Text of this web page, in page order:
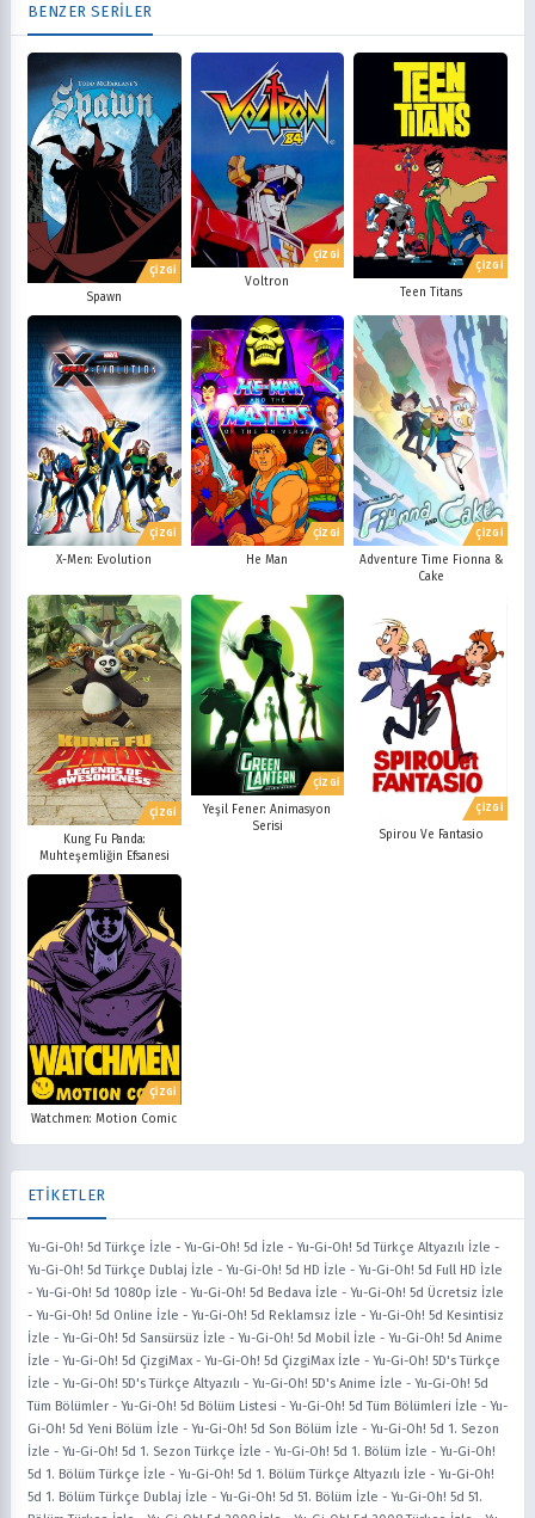
BENZER SERİLER
ÇİZGİ
Spawn
ÇİZGİ
Voltron
ÇİZGİ
Teen Titans
ÇİZGİ
X-Men: Evolution
ÇİZGİ
He Man
ÇİZGİ
Adventure Time Fionna &
Cake
ÇİZGİ
Kung Fu Panda:
Muhteşemliğin Efsanesi
ÇİZGİ
Yeşil Fener: Animasyon
Serisi
ÇİZGİ
Spirou Ve Fantasio
ÇİZGİ
Watchmen: Motion Comic
ETİKETLER
Yu-Gi-Oh! 5d Türkçe İzle - Yu-Gi-Oh! 5d İzle - Yu-Gi-Oh! 5d Türkçe Altyazılı İzle -
Yu-Gi-Oh! 5d Türkçe Dublaj İzle - Yu-Gi-Oh! 5d HD İzle - Yu-Gi-Oh! 5d Full HD İzle
- Yu-Gi-Oh! 5d 1080p İzle - Yu-Gi-Oh! 5d Bedava İzle - Yu-Gi-Oh! 5d Ücretsiz İzle
- Yu-Gi-Oh! 5d Online İzle - Yu-Gi-Oh! 5d Reklamsız İzle - Yu-Gi-Oh! 5d Kesintisiz
İzle - Yu-Gi-Oh! 5d Sansürsüz İzle - Yu-Gi-Oh! 5d Mobil İzle - Yu-Gi-Oh! 5d Anime
İzle - Yu-Gi-Oh! 5d ÇizgiMax - Yu-Gi-Oh! 5d ÇizgiMax İzle - Yu-Gi-Oh! 5D's Türkçe
İzle - Yu-Gi-Oh! 5D's Türkçe Altyazılı - Yu-Gi-Oh! 5D's Anime İzle - Yu-Gi-Oh! 5d
Tüm Bölümler - Yu-Gi-Oh! 5d Bölüm Listesi - Yu-Gi-Oh! 5d Tüm Bölümleri İzle - Yu-
Gi-Oh! 5d Yeni Bölüm İzle - Yu-Gi-Oh! 5d Son Bölüm İzle - Yu-Gi-Oh! 5d 1. Sezon
İzle - Yu-Gi-Oh! 5d 1. Sezon Türkçe İzle - Yu-Gi-Oh! 5d 1. Bölüm İzle - Yu-Gi-Oh!
5d 1. Bölüm Türkçe İzle - Yu-Gi-Oh! 5d 1. Bölüm Türkçe Altyazılı İzle - Yu-Gi-Oh!
5d 1. Bölüm Türkçe Dublaj İzle - Yu-Gi-Oh! 5d 51. Bölüm İzle - Yu-Gi-Oh! 5d 51.